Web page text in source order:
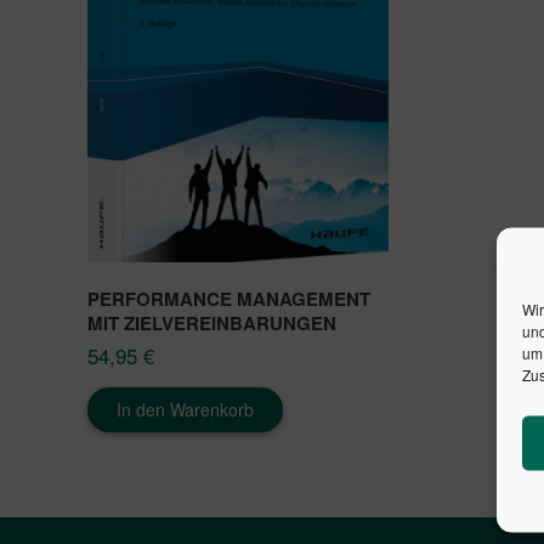
PERFORMANCE MANAGEMENT
MIT ZIELVEREINBARUNGEN
54,95 €
In den Warenkorb